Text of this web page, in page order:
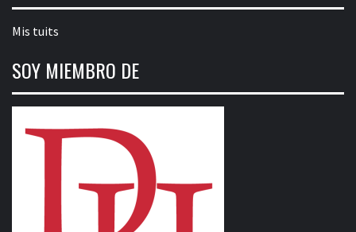
Mis tuits
SOY MIEMBRO DE